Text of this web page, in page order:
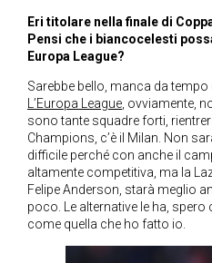
Eri titolare nella finale di
Pensi che i biancocelesti
Europa League?
Sarebbe bello, manca da tempo
L’Europa League , ovviamente,
sono tante squadre forti,
Champions, c’è il Milan. Non
difficile perché con anche il
altamente competitiva, ma la
Felipe Anderson, starà meglio
poco. Le alternative le ha,
come quella che ho fatto io.